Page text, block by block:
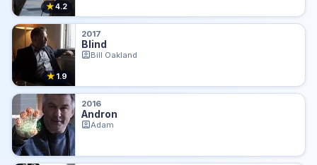
★4.2
★ 1.9
2017
Blind
Bill Oakland
2016
Andron
Adam